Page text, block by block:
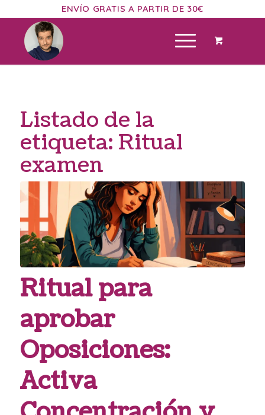
ENVÍO GRATIS A PARTIR DE 30€
Listado de la
etiqueta: Ritual
examen
Ritual para
aprobar
Oposiciones:
Activa